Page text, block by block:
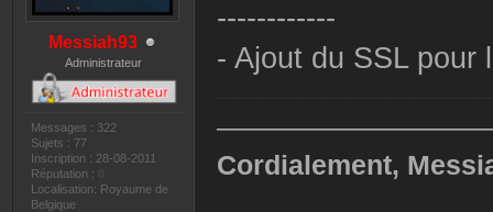
Messiah93
Administrateur
Messages : 322
Sujets : 77
Inscription : 28-08-2011
Réputation :
Localisation: Royaume de
Belgique
------------
- Ajout du SSL pour
Cordialement,